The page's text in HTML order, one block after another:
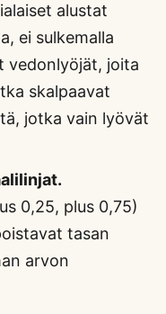
alustat
ei sulkemalla
vedonlyöjät, joita
skalpaavat
jotka vain lyövät
0,25, plus 0,75)
tasan
arvon